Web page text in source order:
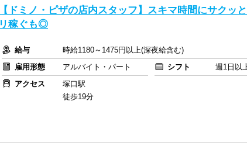
【ドミノ・ピザの店内スタッフ】スキマ時間にサクッ
リ稼ぐも◎
給与
時給1180～1475円以上(深夜給含む)
雇用形態
アルバイト・パート シフト
週1日以
アクセス
塚口駅
徒歩19分